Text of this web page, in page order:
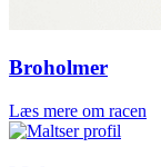
Broholmer
Læs mere om racen